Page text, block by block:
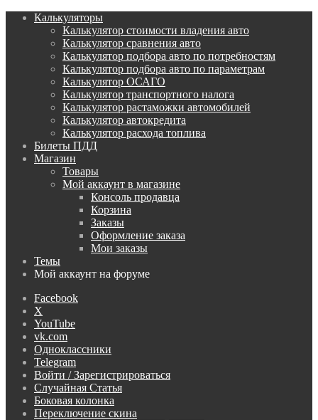
Калькуляторы
Калькулятор стоимости владения авто
Калькулятор сравнения авто
Калькулятор подбора авто по потребностям
Калькулятор подбора авто по параметрам
Калькулятор ОСАГО
Калькулятор транспортного налога
Калькулятор растаможки автомобилей
Калькулятор автокредита
Калькулятор расхода топлива
Билеты ПДД
Магазин
Товары
Мой аккаунт в магазине
Консоль продавца
Корзина
Заказы
Оформление заказа
Мои заказы
Темы
Мой аккаунт на форуме
Facebook
X
YouTube
vk.com
Одноклассники
Telegram
Войти / Зарегистрироваться
Случайная Статья
Боковая колонка
Переключение скина